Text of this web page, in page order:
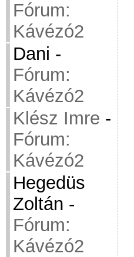
Fórum:
Kávézó2
Dani -
Fórum:
Kávézó2
Klész Imre -
Fórum:
Kávézó2
Hegedüs
Zoltán -
Fórum:
Kávézó2